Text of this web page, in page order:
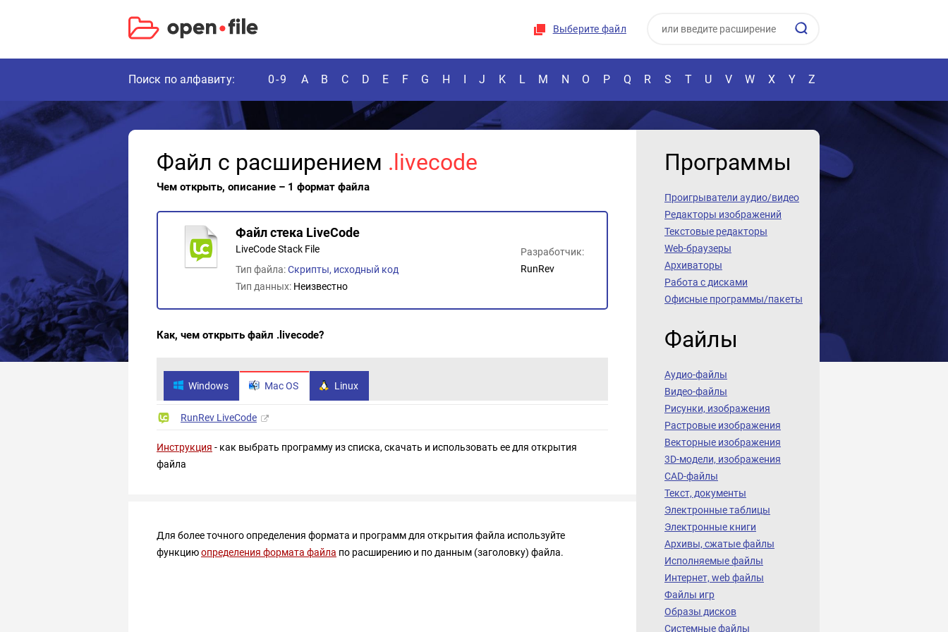
Выберите файл
Поиск по алфавиту: 0-9 A B C D E F G H I J K L M N O P Q R S T U V W X Y Z
Файл с расширением .livecode
Чем открыть, описание – 1 формат файла
Файл стека LiveCode
LiveCode Stack File
Тип файла:Скрипты, исходный код
Тип данных: Неизвестно
Разработчик:
RunRev
Как, чем открыть файл .livecode?
Windows Mac OS Linux
RunRev LiveCode
Инструкция - как выбрать программу из списка, скачать и использовать ее для открытия
файла
Для более точного определения формата и программ для открытия файла используйте
функциюопределения формата файла по расширению и по данным (заголовку) файла.
Программы
Проигрыватели аудио/видео
Редакторы изображений
Текстовые редакторы
Web-браузеры
Архиваторы
Работа с дисками
Офисные программы/пакеты
Файлы
Аудио-файлы
Видео-файлы
Рисунки, изображения
Растровые изображения
Векторные изображения
3D-модели, изображения
CAD-файлы
Текст, документы
Электронные таблицы
Электронные книги
Архивы, сжатые файлы
Исполняемые файлы
Интернет, web файлы
Файлы игр
Образы дисков
Системные файлы